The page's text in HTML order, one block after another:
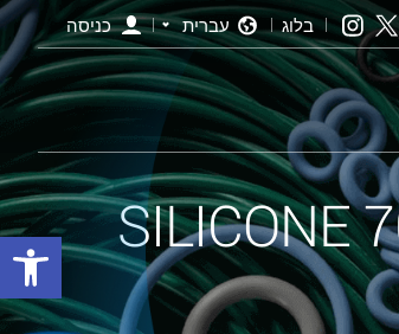
בלוג עברית כניסה
פתח